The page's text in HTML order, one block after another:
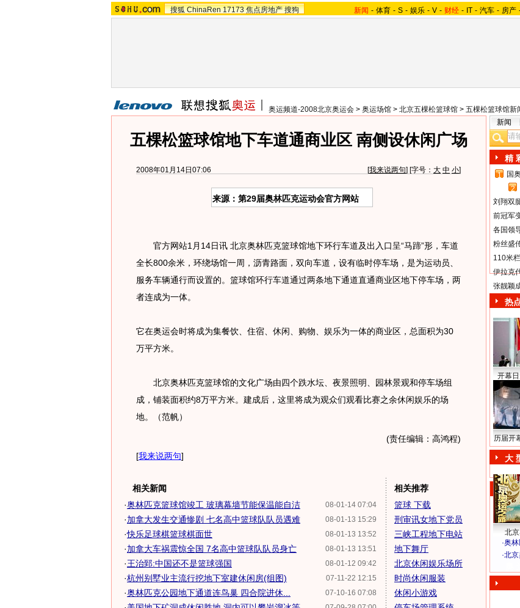
搜狐 ChinaRen 17173 焦点房地产 搜狗 新闻 - 体育 - S - 娱乐 - V - 财经 - IT - 汽车 - 房产
奥运频道-2008北京奥运会 > 奥运场馆 > 北京五棵松篮球馆 > 五棵松篮球馆新
五棵松篮球馆地下车道通商业区 南侧设休闲广场
2008年01月14日07:06 [我来说两句] [字号： 大 中 小]
来源：第29届奥林匹克运动会官方网站
官方网站1月14日讯 北京奥林匹克篮球馆地下环行车道及出入口呈“马蹄”形，车道
全长800余米，环绕场馆一周，沥青路面，双向车道，设有临时停车场，是为运动员、
服务车辆通行而设置的。篮球馆环行车道通过两条地下通道直通商业区地下停车场，两
者连成为一体。
它在奥运会时将成为集餐饮、住宿、休闲、购物、娱乐为一体的商业区，总面积为30
万平方米。
北京奥林匹克篮球馆的文化广场由四个跌水坛、夜景照明、园林景观和停车场组
成，铺装面积约8万平方米。建成后，这里将成为观众们观看比赛之余休闲娱乐的场
地。（范帆）
(责任编辑：高鸿程)
[我来说两句]
相关新闻
08-01-14 07:04
·奥林匹克篮球馆竣工 玻璃幕墙节能保温能自洁
08-01-13 15:29
·加拿大发生交通惨剧 七名高中篮球队队员遇难
08-01-13 13:52
·快乐足球棋篮球棋面世
08-01-13 13:51
·加拿大车祸震惊全国 7名高中篮球队队员身亡
08-01-12 09:42
·王治郅:中国还不是篮球强国
07-11-22 12:15
·杭州别墅业主流行挖地下室建休闲房(组图)
07-10-16 07:08
·奥林匹克公园地下通道连鸟巢 四合院进休...
相关推荐
篮球 下载
刑审讯女地下党员
三峡工程地下电站
地下舞厅
北京休闲娱乐场所
时尚休闲服装
休闲小游戏
新闻
精
1
国
2
刘翔双
前冠军
各国领
粉丝盛
110米
伊拉克
张靓颖
热
开幕
历届开
大
北
·奥
·北